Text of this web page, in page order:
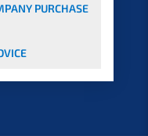
PURCHA­SE